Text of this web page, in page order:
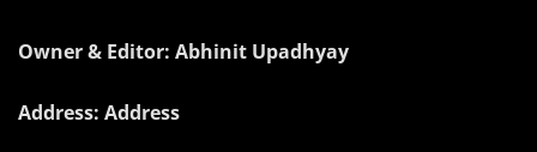
Owner & Editor: Abhinit Upadhyay
Address: Address